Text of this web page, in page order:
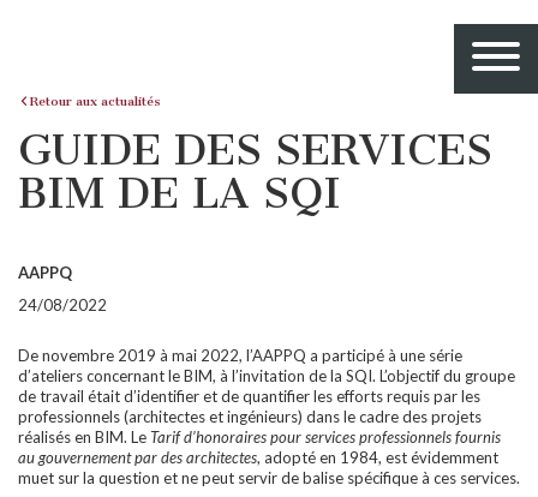
Retour aux actualités
GUIDE DES SERVICES
BIM DE LA SQI
AAPPQ
24/08/2022
De novembre 2019 à mai 2022, l’AAPPQ a participé à une série
d’ateliers concernant le BIM, à l’invitation de la SQI. L’objectif du groupe
de travail était d’identifier et de quantifier les efforts requis par les
professionnels (architectes et ingénieurs) dans le cadre des projets
réalisés en BIM. LeTarif d’honoraires pour services professionnels fournis
au gouvernement par des architectes, adopté en 1984, est évidemment
muet sur la question et ne peut servir de balise spécifique à ces services.